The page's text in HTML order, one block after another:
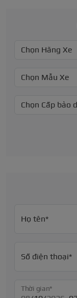
Họ tên*
Số điện thoại*
Thời gian*